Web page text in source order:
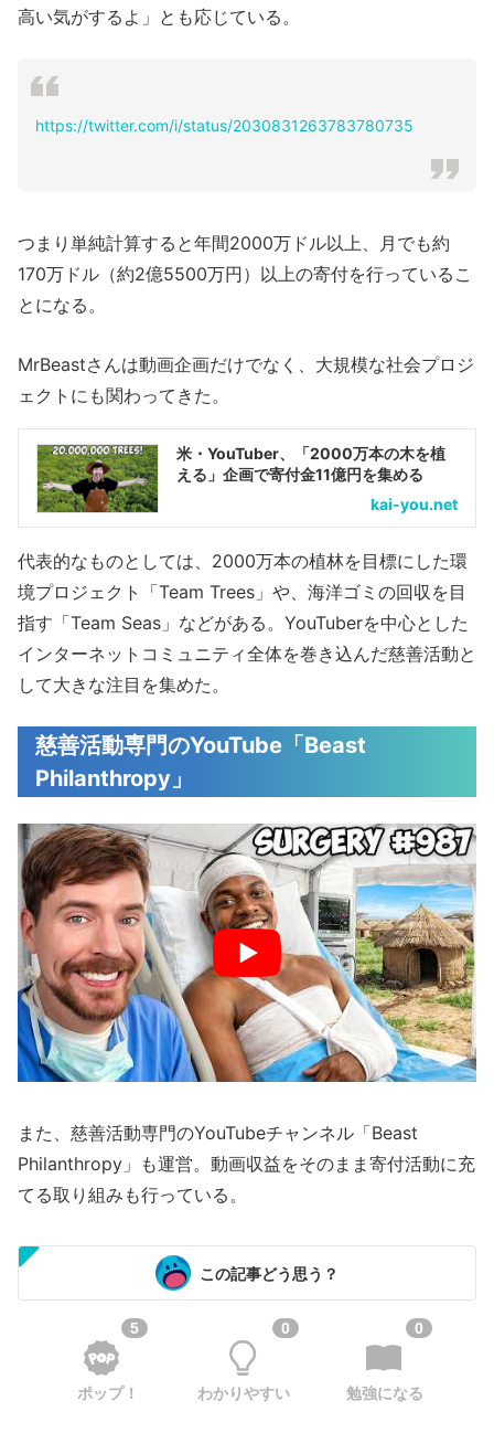
高い気がするよ」とも応じている。
https://twitter.com/i/status/2030831263783780735
つまり単純計算すると年間2000万ドル以上、月でも約
170万ドル（約2億5500万円）以上の寄付を行っているこ
とになる。
MrBeastさんは動画企画だけでなく、大規模な社会プロジ
ェクトにも関わってきた。
米・YouTuber、「2000万本の木を植
える」企画で寄付金11億円を集める
kai-you.net
代表的なものとしては、2000万本の植林を目標にした環
境プロジェクト「Team Trees」や、海洋ゴミの回収を目
指す「Team Seas」などがある。YouTuberを中心とした
インターネットコミュニティ全体を巻き込んだ慈善活動と
して大きな注目を集めた。
慈善活動専門のYouTube「Beast
Philanthropy」
また、慈善活動専門のYouTubeチャンネル「Beast
Philanthropy」も運営。動画収益をそのまま寄付活動に充
てる取り組みも行っている。
この記事どう思う？
5
ポップ！
0
わかりやすい
0
勉強になる